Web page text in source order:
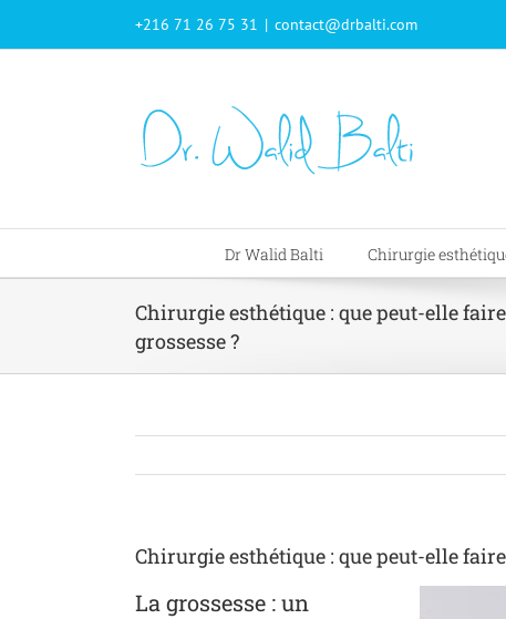
+216 71 26 75 31 | contact@drbalti.com
Dr Walid Balti Chirurgie
Chirurgie esthétique : que peut-elle
grossesse ?
Chirurgie esthétique : que peut-elle
La grossesse : un